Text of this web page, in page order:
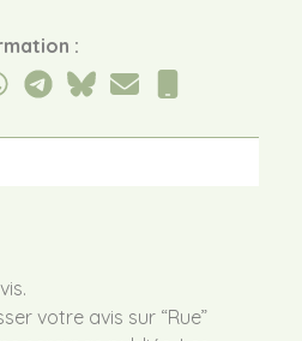
:
votre avis sur “Rue”